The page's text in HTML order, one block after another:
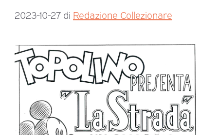
2023-10-27 di Redazione Collezionare